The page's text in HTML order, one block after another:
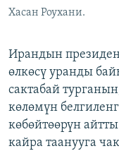
Хасан Роухани.
Ирандын
өлкөсү уранды
сактабай
көлөмүн
көбөйтөөрүн
кайра таанууга